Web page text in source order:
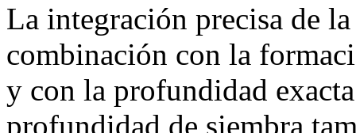
La integración precisa de
combinación con la
y con la profundidad
profundidad de siembra